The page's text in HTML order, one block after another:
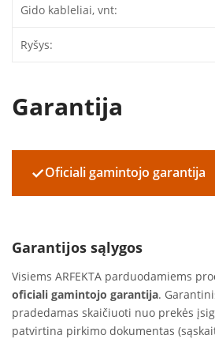
Gido kableliai, vnt:
Ryšys:
Garantija
✓Oficiali gamintojo garantija
Garantijos sąlygos
Visiems ARFEKTA parduodamiems
oficiali gamintojo garantija.
pradedamas skaičiuoti nuo prekės
patvirtina pirkimo dokumentas